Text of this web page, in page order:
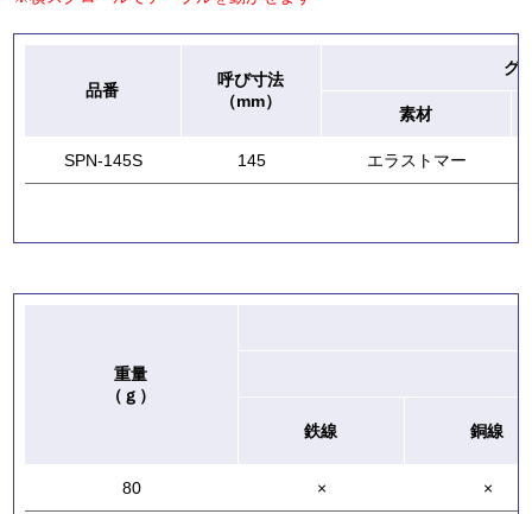
品番
呼び寸法
（mm）
グ
素材
SPN-145S 145 エラストマー
重量
（ｇ）
鉄線
銅線
80 × ×